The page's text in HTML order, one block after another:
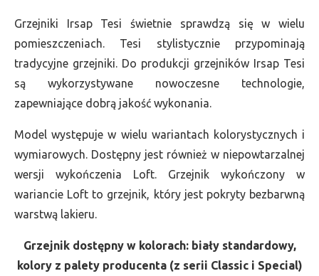
Grzejniki Irsap Tesi świetnie sprawdzą się w wielu
pomieszczeniach. Tesi stylistycznie przypominają
tradycyjne grzejniki. Do produkcji grzejników Irsap Tesi
są wykorzystywane nowoczesne technologie,
zapewniające dobrą jakość wykonania.
Model występuje w wielu wariantach kolorystycznych i
wymiarowych. Dostępny jest również w niepowtarzalnej
wersji wykończenia Loft. Grzejnik wykończony w
wariancie Loft to grzejnik, który jest pokryty bezbarwną
warstwą lakieru.
Grzejnik dostępny w kolorach: biały standardowy,
kolory z palety producenta (z serii Classic i Special)